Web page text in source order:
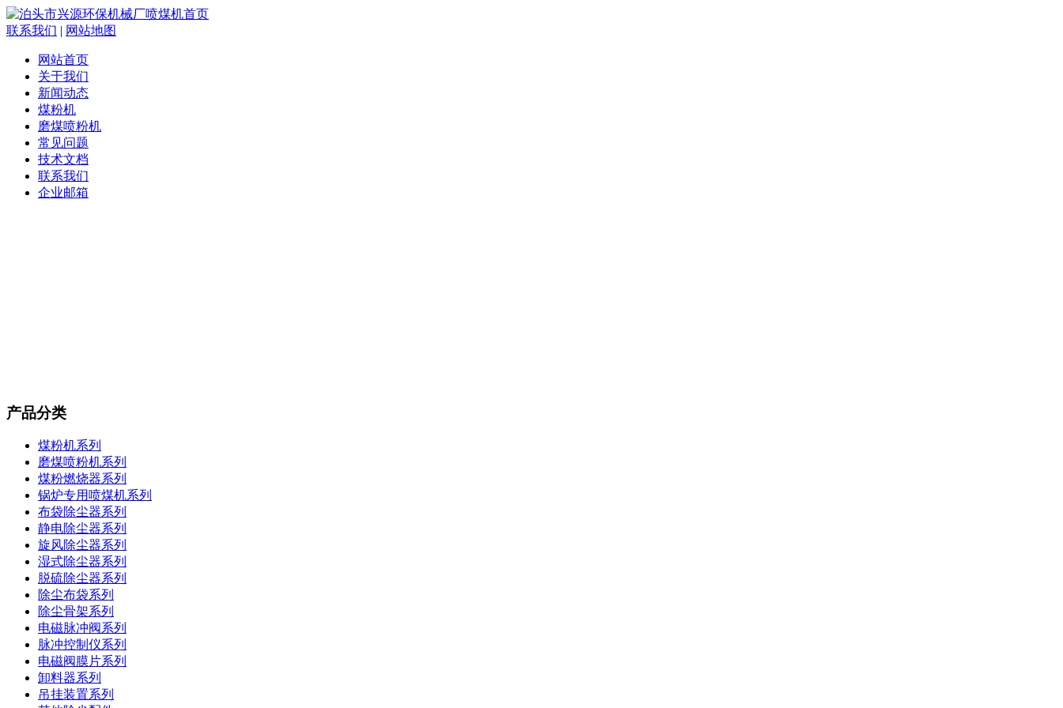
联系我们 | 网站地图
网站首页
关于我们
新闻动态
煤粉机
磨煤喷粉机
常见问题
技术文档
联系我们
企业邮箱
产品分类
煤粉机系列
磨煤喷粉机系列
煤粉燃烧器系列
锅炉专用喷煤机系列
布袋除尘器系列
静电除尘器系列
旋风除尘器系列
湿式除尘器系列
脱硫除尘器系列
除尘布袋系列
除尘骨架系列
电磁脉冲阀系列
脉冲控制仪系列
电磁阀膜片系列
卸料器系列
吊挂装置系列